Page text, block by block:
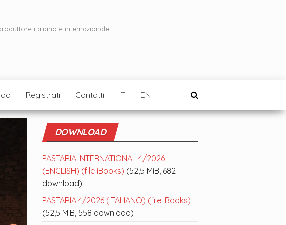
italiano e internazionale
Registrati Contatti IT EN
DOWNLOAD
PASTARIA INTERNATIONAL 4/2026
(ENGLISH) (file iBooks) (52,5 MiB, 682
download)
PASTARIA 4/2026 (ITALIANO) (file iBooks)
(52,5 MiB, 558 download)